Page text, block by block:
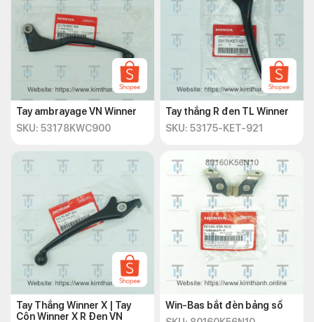
Tay ambrayage VN Winner
SKU: 53178KWC900
Tay thắng R đen TL Winner
SKU: 53175-KET-921
Tay Thắng Winner X | Tay
Côn Winner X R Đen VN
Win-Bas bắt đèn bảng số